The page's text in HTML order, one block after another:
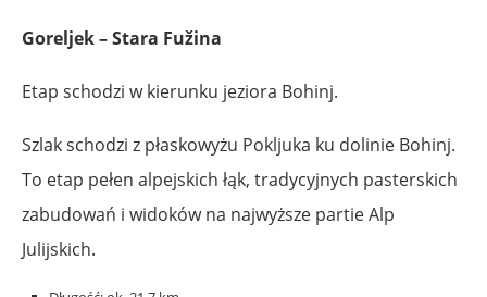
Goreljek – Stara Fužina
Etap schodzi w kierunku jeziora Bohinj.
Szlak schodzi z płaskowyżu Pokljuka ku dolinie Bohinj.
To etap pełen alpejskich łąk, tradycyjnych pasterskich
zabudowań i widoków na najwyższe partie Alp
Julijskich.